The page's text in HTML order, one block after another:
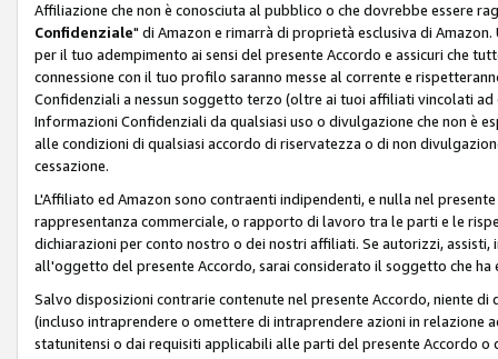
Affiliazione che non è conosciuta al pubblico o che dovrebbe essere
Confidenziale" di Amazon e rimarrà di proprietà esclusiva di
per il tuo adempimento ai sensi del presente Accordo e assicuri che
connessione con il tuo profilo saranno messe al corrente e
Confidenziali a nessun soggetto terzo (oltre ai tuoi affiliati vincolati
Informazioni Confidenziali da qualsiasi uso o divulgazione che non è
alle condizioni di qualsiasi accordo di riservatezza o di non
cessazione.
L'Affiliato ed Amazon sono contraenti indipendenti, e nulla nel
rappresentanza commerciale, o rapporto di lavoro tra le parti e le
dichiarazioni per conto nostro o dei nostri affiliati. Se autorizzi,
all'oggetto del presente Accordo, sarai considerato il soggetto che
Salvo disposizioni contrarie contenute nel presente Accordo, niente
(incluso intraprendere o omettere di intraprendere azioni in relazione
statunitensi o dai requisiti applicabili alle parti del presente Accordo o